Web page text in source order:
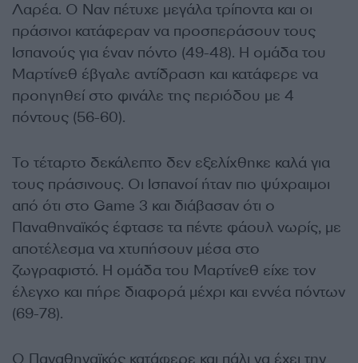
Λαρέα. Ο Ναν πέτυχε μεγάλα τρίποντα και οι
πράσινοι κατάφεραν να προσπεράσουν τους
Ισπανούς για έναν πόντο (49-48). Η ομάδα του
Μαρτίνεθ έβγαλε αντίδραση και κατάφερε να
προηγηθεί στο φινάλε της περιόδου με 4
πόντους (56-60).
Το τέταρτο δεκάλεπτο δεν εξελίχθηκε καλά για
τους πράσινους. Οι Ισπανοί ήταν πιο ψύχραιμοι
από ότι στο Game 3 και διάβασαν ότι ο
Παναθηναϊκός έφτασε τα πέντε φάουλ νωρίς, με
αποτέλεσμα να χτυπήσουν μέσα στο
ζωγραφιστό. Η ομάδα του Μαρτίνεθ είχε τον
έλεγχο και πήρε διαφορά μέχρι και εννέα πόντων
(69-78).
Ο Παναθηναϊκός κατάφερε και πάλι να έχει την